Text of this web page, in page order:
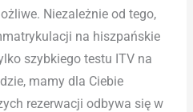
Niezależnie od tego,
na hiszpańskie
szybkiego testu ITV na
mamy dla Ciebie
rezerwacji odbywa się w